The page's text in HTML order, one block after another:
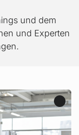
und dem
und Experten